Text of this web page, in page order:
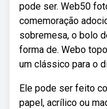
pode ser. Web50
comemoração
sobremesa, o bolo
forma de. Webo
um clássico para o
Ele pode ser feito
papel, acrílico ou